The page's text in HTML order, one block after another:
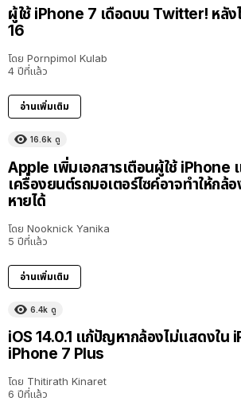
ผู้ใช้ iPhone 7 เดือดบน Twitter! หลัง
16
โดย Pornpimol Kulab
4 ปีที่แล้ว
อ่านเพิ่มเติม
16.6k ดู
Apple เพิ่มเอกสารเตือนผู้ใช้ iPhone
เครื่องยนต์รถมอเตอร์ไซค์อาจทำให้กล้
หายได้
โดย Nooknick Yanika
5 ปีที่แล้ว
อ่านเพิ่มเติม
6.4k ดู
iOS 14.0.1 แก้ปัญหากล้องไม่แสดงใน
iPhone 7 Plus
โดย Thitirath Kinaret
6 ปีที่แล้ว